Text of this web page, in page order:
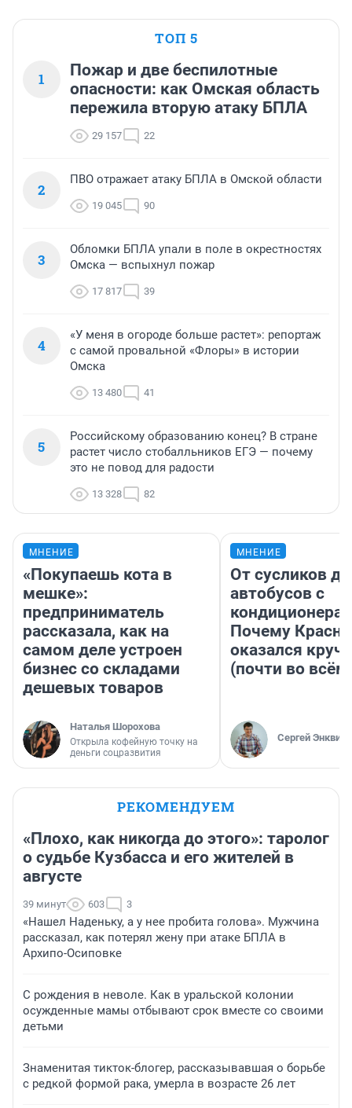
ТОП 5
1
Пожар и две беспилотные
опасности: как Омская область
пережила вторую атаку БПЛА
29 157 22
2
ПВО отражает атаку БПЛА в Омской области
19 045 90
3
Обломки БПЛА упали в поле в окрестностях
Омска — вспыхнул пожар
17 817 39
4
«У меня в огороде больше растет»: репортаж
с самой провальной «Флоры» в истории
Омска
13 480 41
5
Российскому образованию конец? В стране
растет число стобалльников ЕГЭ — почему
это не повод для радости
13 328 82
МНЕНИЕ
«Покупаешь кота в
мешке»:
предприниматель
рассказала, как на
самом деле устроен
бизнес со складами
дешевых товаров
Наталья Шорохова
Открыла кофейную точку на
деньги соцразвития
МНЕНИЕ
От сусликов до
автобусов с
Почему
оказался
(почти во
Сергей Энквист
РЕКОМЕНДУЕМ
«Плохо, как никогда до этого»: таролог
о судьбе Кузбасса и его жителей в
августе
39 минут 603 3
«Нашел Наденьку, а у нее пробита голова». Мужчина
рассказал, как потерял жену при атаке БПЛА в
Архипо-Осиповке
С рождения в неволе. Как в уральской колонии
осужденные мамы отбывают срок вместе со своими
детьми
Знаменитая тикток-блогер, рассказывавшая о борьбе
с редкой формой рака, умерла в возрасте 26 лет